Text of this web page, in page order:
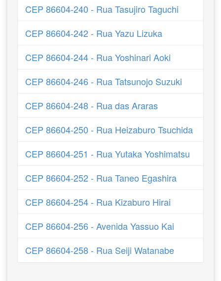
CEP 86604-240 - Rua Tasujiro Taguchi
CEP 86604-242 - Rua Yazu Lizuka
CEP 86604-244 - Rua Yoshinari Aoki
CEP 86604-246 - Rua Tatsunojo Suzuki
CEP 86604-248 - Rua das Araras
CEP 86604-250 - Rua Heizaburo Tsuchida
CEP 86604-251 - Rua Yutaka Yoshimatsu
CEP 86604-252 - Rua Taneo Egashira
CEP 86604-254 - Rua Kizaburo Hirai
CEP 86604-256 - Avenida Yassuo Kai
CEP 86604-258 - Rua Seiji Watanabe